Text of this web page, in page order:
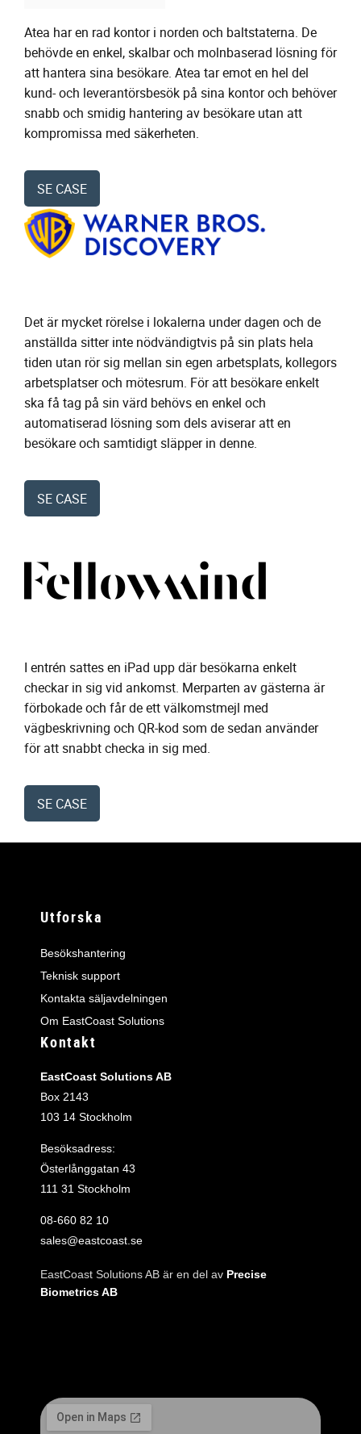
Atea har en rad kontor i norden och baltstaterna. De
behövde en enkel, skalbar och molnbaserad lösning för
att hantera sina besökare. Atea tar emot en hel del
kund- och leverantörsbesök på sina kontor och behöver
snabb och smidig hantering av besökare utan att
kompromissa med säkerheten.
SE CASE
Det är mycket rörelse i lokalerna under dagen och de
anställda sitter inte nödvändigtvis på sin plats hela
tiden utan rör sig mellan sin egen arbetsplats, kollegors
arbetsplatser och mötesrum. För att besökare enkelt
ska få tag på sin värd behövs en enkel och
automatiserad lösning som dels aviserar att en
besökare och samtidigt släpper in denne.
SE CASE
I entrén sattes en iPad upp där besökarna enkelt
checkar in sig vid ankomst. Merparten av gästerna är
förbokade och får de ett välkomstmejl med
vägbeskrivning och QR-kod som de sedan använder
för att snabbt checka in sig med.
SE CASE
Utforska
Besökshantering
Teknisk support
Kontakta säljavdelningen
Om EastCoast Solutions
Kontakt
EastCoast Solutions AB
Box 2143
103 14 Stockholm
Besöksadress:
Österlånggatan 43
111 31 Stockholm
08‑660 82 10
sales@eastcoast.se
EastCoast Solutions AB är en del av Precise
Biometrics AB